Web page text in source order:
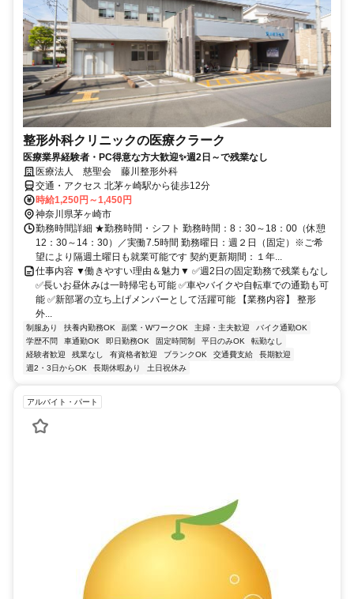
整形外科クリニックの医療クラーク
医療業界経験者・PC得意な方大歓迎✨週2日～で残業なし
医療法人 慈聖会 藤川整形外科
交通・アクセス 北茅ヶ崎駅から徒歩12分
時給1,250円～1,450円
神奈川県茅ヶ崎市
勤務時間詳細 ★勤務時間・シフト 勤務時間：8：30～18：00（休憩
12：30～14：30）／実働7.5時間 勤務曜日：週２日（固定）※ご希
望により隔週土曜日も就業可能です 契約更新期間：１年...
仕事内容 ▼働きやすい理由＆魅力▼ ✅週2日の固定勤務で残業もなし
✅長いお昼休みは一時帰宅も可能 ✅車やバイクや自転車での通勤も可
能 ✅新部署の立ち上げメンバーとして活躍可能 【業務内容】 整形
外...
制服あり 扶養内勤務OK 副業・WワークOK 主婦・主夫歓迎
バイク通勤OK
学歴不問
車通勤OK 即日勤務OK 固定時間制 平日のみOK
転勤なし
経験者歓迎
残業なし 有資格者歓迎 ブランクOK 交通費支給
長期歓迎
週2・3日からOK
長期休暇あり 土日祝休み
アルバイト・パート